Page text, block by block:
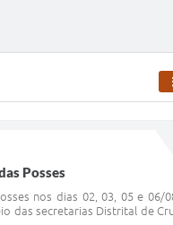
Posses
nos dias 02, 03, 05 e 06/
das secretarias Distrital de